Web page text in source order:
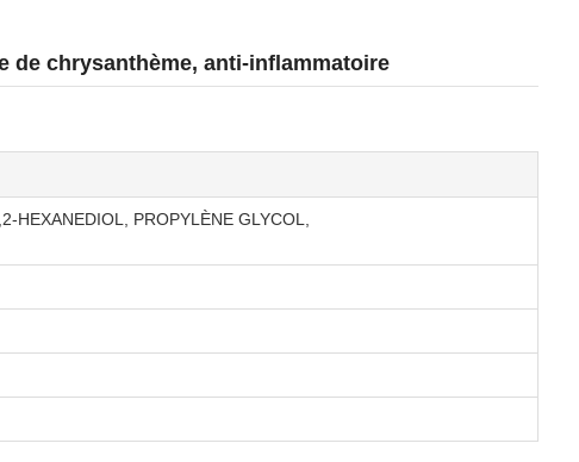
de chrysanthème, anti-inflammatoire
HEXANEDIOL, PROPYLÈNE GLYCOL,